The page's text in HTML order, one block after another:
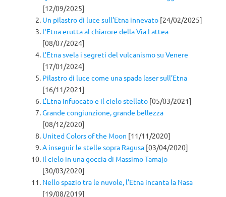
[12/09/2025]
Un pilastro di luce sull’Etna innevato [24/02/2025]
L’Etna erutta al chiarore della Via Lattea
[08/07/2024]
L’Etna svela i segreti del vulcanismo su Venere
[17/01/2024]
Pilastro di luce come una spada laser sull’Etna
[16/11/2021]
L’Etna infuocato e il cielo stellato [05/03/2021]
Grande congiunzione, grande bellezza
[08/12/2020]
United Colors of the Moon [11/11/2020]
A inseguir le stelle sopra Ragusa [03/04/2020]
Il cielo in una goccia di Massimo Tamajo
[30/03/2020]
Nello spazio tra le nuvole, l’Etna incanta la Nasa
[19/08/2019]